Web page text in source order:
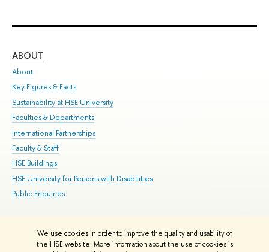
We use cookies in order to improve the quality and usability of
the HSE website. More information about the use of cookies is
ABOUT
About
Key Figures & Facts
Sustainability at HSE University
Faculties & Departments
International Partnerships
Faculty & Staff
HSE Buildings
HSE University for Persons with Disabilities
Public Enquiries